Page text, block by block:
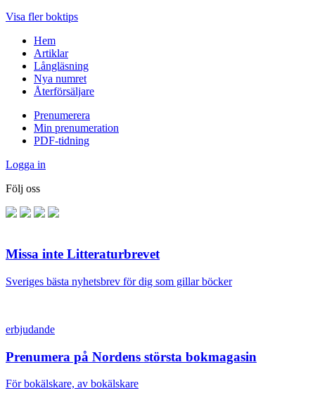
Visa fler boktips
Hem
Artiklar
Långläsning
Nya numret
Återförsäljare
Prenumerera
Min prenumeration
PDF-tidning
Logga in
Följ oss
Missa inte Litteraturbrevet
Sveriges bästa nyhetsbrev för dig som gillar böcker
erbjudande
Prenumera på Nordens största bokmagasin
För bokälskare, av bokälskare